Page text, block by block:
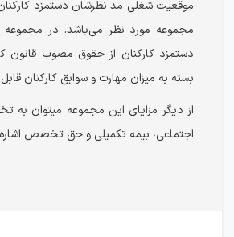
موقعیت شغلی مد نظرشان دستمزد
مجموعه مورد نظر می‌باشد. در
دستمزد کارکنان از حقوق مصوب قانون
بسته به میزان مهارت و سوابق کارکنان
از دیگر مزایای این مجموعه میتوان به
اجتماعی، بیمه تکمیلی و حق تخصص